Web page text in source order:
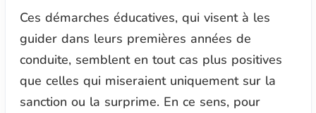
Ces démarches éducatives, qui visent à les
guider dans leurs premières années de
conduite, semblent en tout cas plus positives
que celles qui miseraient uniquement sur la
sanction ou la surprime. En ce sens, pour